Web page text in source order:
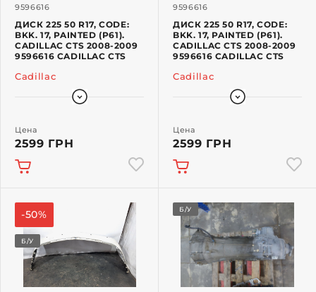
9596616
ДИСК 225 50 R17, CODE:
BKK. 17, PAINTED (P61).
CADILLAC CTS 2008-2009
9596616 CADILLAC CTS
Cadillac
Цена
2599 ГРН
9596616
ДИСК 225 50 R17, CODE:
BKK. 17, PAINTED (P61).
CADILLAC CTS 2008-2009
9596616 CADILLAC CTS
Cadillac
Цена
2599 ГРН
-50%
Б/У
Б/У